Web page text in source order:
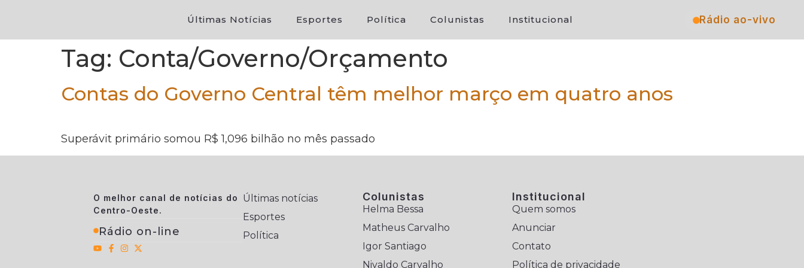
Últimas Notícias Esportes Política Colunistas Institucional Rádio ao-vivo
Tag: Conta/Governo/Orçamento
Contas do Governo Central têm melhor março em quatro anos
Superávit primário somou R$ 1,096 bilhão no mês passado
O melhor canal de notícias do
Centro-Oeste.
Rádio on-line
Últimas notícias
Esportes
Política
Colunistas
Helma Bessa
Matheus Carvalho
Igor Santiago
Nivaldo Carvalho
Institucional
Quem somos
Anunciar
Contato
Política de privacidade